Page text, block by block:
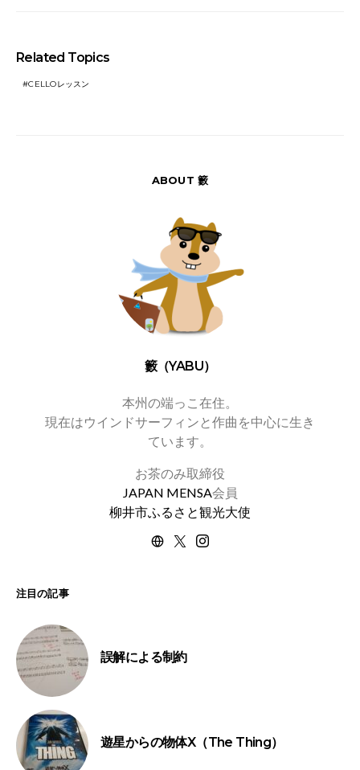
Related Topics
CELLOレッスン
ABOUT 籔
籔（YABU）
本州の端っこ在住。
現在はウインドサーフィンと作曲を中心に生き
ています。
お茶のみ取締役
JAPAN MENSA会員
柳井市ふるさと観光大使
注目の記事
誤解による制約
遊星からの物体X（The Thing）